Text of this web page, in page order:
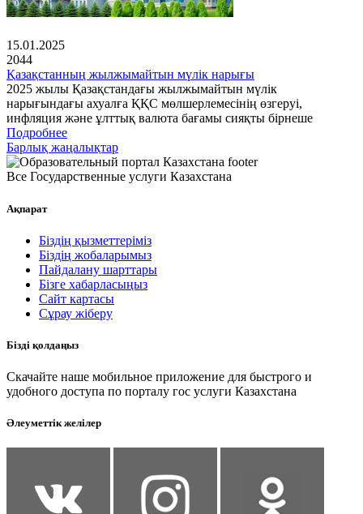
15.01.2025
2044
Қазақстанның жылжымайтын мүлік нарығы
2025 жылы Қазақстандағы жылжымайтын мүлік
нарығындағы ахуалға ҚҚС мөлшерлемесінің өзгеруі,
инфляция және ұлттық валюта бағамы сияқты бірнеше
Подробнее
Барлық жаңалықтар
Все Государственные услуги Казахстана
Ақпарат
Біздің қызметтеріміз
Біздің жобаларымыз
Пайдалану шарттары
Бізге хабарласыңыз
Сайт картасы
Сұрау жіберу
Бізді қолдаңыз
Скачайте наше мобильное приложение для быстрого и
удобного доступа по порталу гос услуги Казахстана
Әлеуметтік желілер